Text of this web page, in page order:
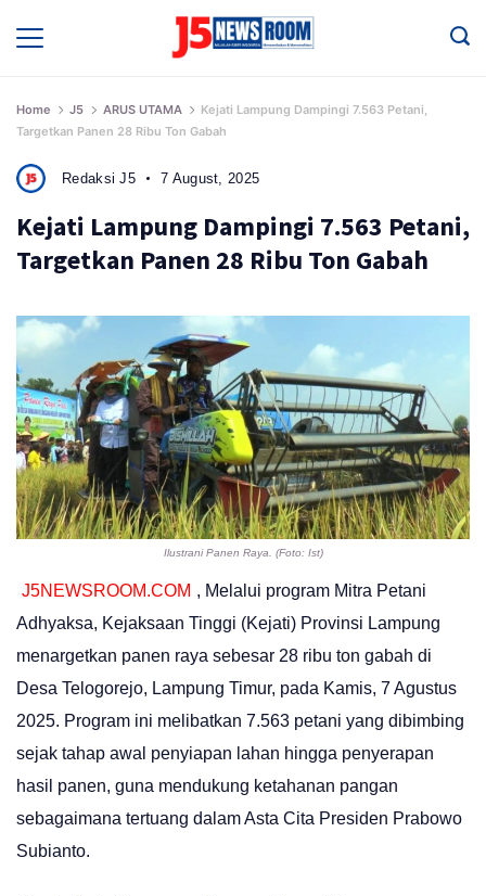
Home J5 ARUS UTAMA
Kejati Lampung Dampingi 7.563 Petani,
Targetkan Panen 28 Ribu Ton Gabah
Redaksi J5 7 August, 2025
Kejati Lampung Dampingi 7.563 Petani,
Targetkan Panen 28 Ribu Ton Gabah
Ilustrani Panen Raya. (Foto: Ist)
J5NEWSROOM.COM , Melalui program Mitra Petani
Adhyaksa, Kejaksaan Tinggi (Kejati) Provinsi Lampung
menargetkan panen raya sebesar 28 ribu ton gabah di
Desa Telogorejo, Lampung Timur, pada Kamis, 7 Agustus
2025. Program ini melibatkan 7.563 petani yang dibimbing
sejak tahap awal penyiapan lahan hingga penyerapan
hasil panen, guna mendukung ketahanan pangan
sebagaimana tertuang dalam Asta Cita Presiden Prabowo
Subianto.